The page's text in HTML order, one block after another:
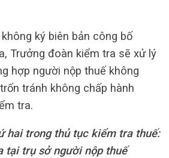
ký biên bản công bố
Trưởng đoàn kiểm tra sẽ xử lý
hợp người nộp thuế không
tránh không chấp hành
tra.
hai trong thủ tục kiểm tra thuế:
tại trụ sở người nộp thuế